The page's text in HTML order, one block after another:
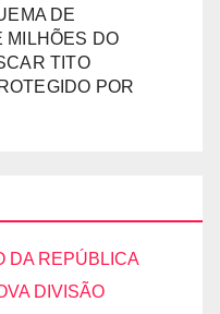
DE
MILHÕES DO
TITO
POR
DA REPÚBLICA
DIVISÃO